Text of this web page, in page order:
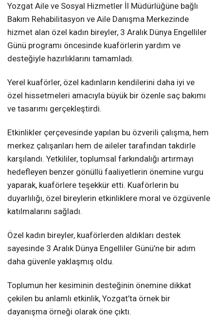
Yozgat Aile ve Sosyal Hizmetler İl Müdürlüğüne bağlı
Bakım Rehabilitasyon ve Aile Danışma Merkezinde
hizmet alan özel kadın bireyler, 3 Aralık Dünya Engelliler
Günü programı öncesinde kuaförlerin yardım ve
desteğiyle hazırlıklarını tamamladı.
Yerel kuaförler, özel kadınların kendilerini daha iyi ve
özel hissetmeleri amacıyla büyük bir özenle saç bakımı
ve tasarımı gerçekleştirdi.
Etkinlikler çerçevesinde yapılan bu özverili çalışma, hem
merkez çalışanları hem de aileler tarafından takdirle
karşılandı. Yetkililer, toplumsal farkındalığı artırmayı
hedefleyen benzer gönüllü faaliyetlerin önemine vurgu
yaparak, kuaförlere teşekkür etti. Kuaförlerin bu
duyarlılığı, özel bireylerin etkinliklere moral ve özgüvenle
katılmalarını sağladı.
Özel kadın bireyler, kuaförlerden aldıkları destek
sayesinde 3 Aralık Dünya Engelliler Günü’ne bir adım
daha güvenle yaklaşmış oldu.
Toplumun her kesiminin desteğinin önemine dikkat
çekilen bu anlamlı etkinlik, Yozgat’ta örnek bir
dayanışma örneği olarak öne çıktı.